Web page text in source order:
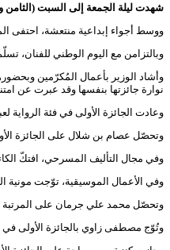
شهدت ليلة الجمعة إلى السبت (الثامن
ووسط أجواء إبداعية منتعشة، احتفى
وبالتزامن مع اليوم الوطني للفنان،
وأشاد الوزير بأعمال المُكرّمين
نوارة جائزتها بنفسها وقد عبرت عن
وعادت الجائزة الأولى في فئة الرواية
وتحصّل عصام بن شلال على الجائزة
وفي مجال التأليف المسرحي، افتكّ
وفي الأعمال الموسيقية، توّجت مونية
وتحصّل محمد علي جرمان على المرتبة
وتُوّج مصطفى زاوي بالجائزة الأولى في